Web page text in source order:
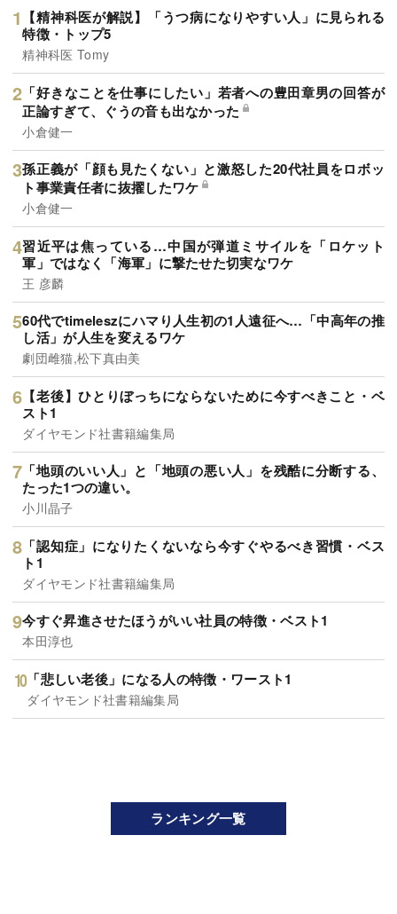
【精神科医が解説】「うつ病になりやすい人」に見られる
特徴・トップ5
精神科医 Tomy
「好きなことを仕事にしたい」若者への豊田章男の回答が
正論すぎて、ぐうの音も出なかった
小倉健一
孫正義が「顔も見たくない」と激怒した20代社員をロボッ
ト事業責任者に抜擢したワケ
小倉健一
習近平は焦っている…中国が弾道ミサイルを「ロケット
軍」ではなく「海軍」に撃たせた切実なワケ
王 彦麟
60代でtimeleszにハマり人生初の1人遠征へ…「中高年の推
し活」が人生を変えるワケ
劇団雌猫,松下真由美
【老後】ひとりぼっちにならないために今すべきこと・ベ
スト1
ダイヤモンド社書籍編集局
「地頭のいい人」と「地頭の悪い人」を残酷に分断する、
たった1つの違い。
小川晶子
「認知症」になりたくないなら今すぐやるべき習慣・ベス
ト1
ダイヤモンド社書籍編集局
今すぐ昇進させたほうがいい社員の特徴・ベスト1
本田淳也
「悲しい老後」になる人の特徴・ワースト1
ダイヤモンド社書籍編集局
ランキング一覧